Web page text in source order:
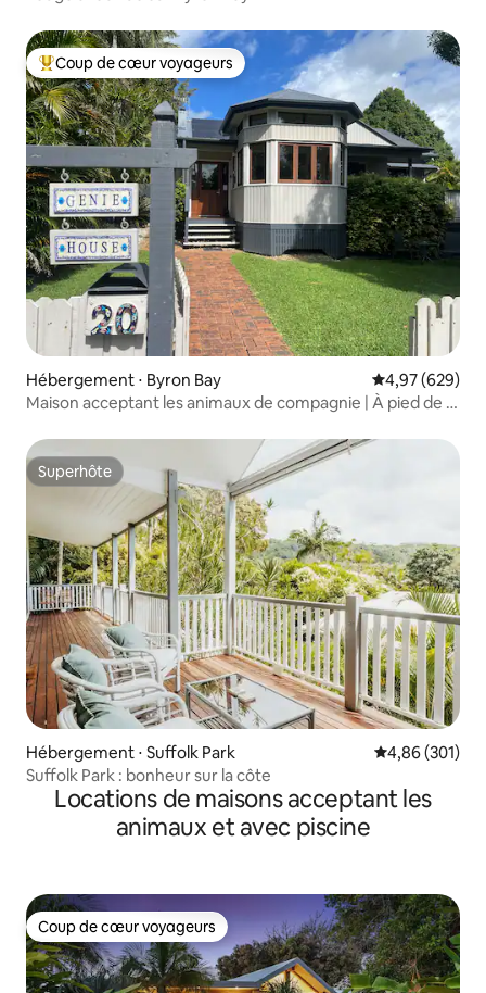
Coups de cœur voyageurs les plus appréciés
Coup de cœur voyageurs
Hébergement ⋅ Byron Bay Évaluation
4,97 (629)
Maison acceptant les animaux de compagnie | À pied de la
Superhôte
Superhôte
Hébergement ⋅ Suffolk Park Évaluation
4,86 (301)
Suffolk Park : bonheur sur la côte
Locations de maisons acceptant les
animaux et avec piscine
Coup de cœur voyageurs
Coup de cœur voyageurs